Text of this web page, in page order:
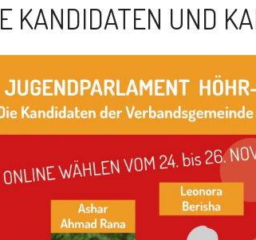
KANDIDATEN UND